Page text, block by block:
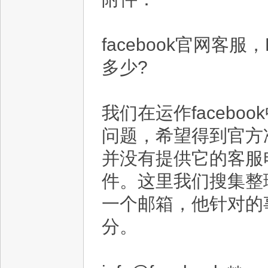
facebook官网客服
多少?
我们在运作
问题，希望得到官
并没有提供它的客
件。这里我们搜集
一个邮箱，他针对
分。